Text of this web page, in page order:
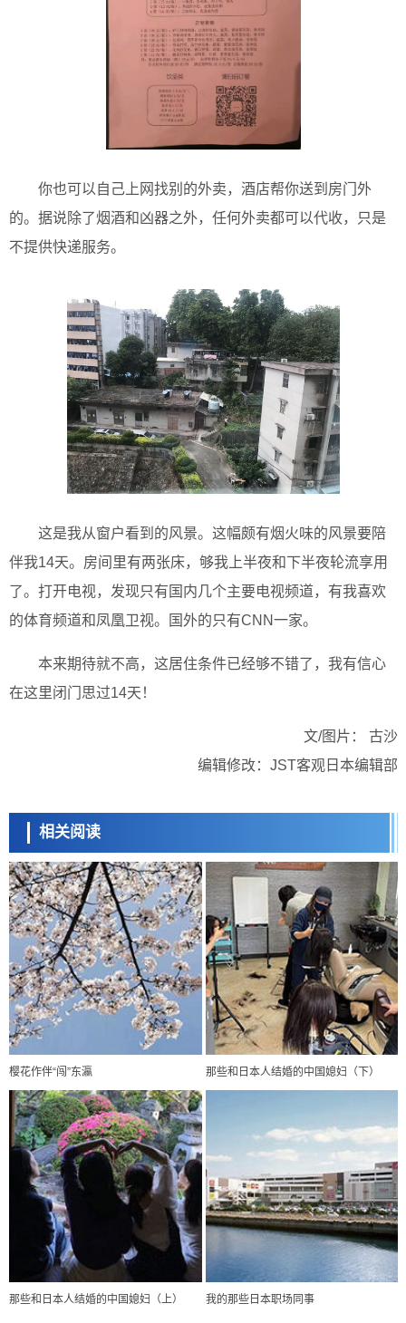
你也可以自己上网找别的外卖，酒店帮你送到房门外
的。据说除了烟酒和凶器之外，任何外卖都可以代收，只是
不提供快递服务。
这是我从窗户看到的风景。这幅颇有烟火味的风景要陪
伴我14天。房间里有两张床，够我上半夜和下半夜轮流享用
了。打开电视，发现只有国内几个主要电视频道，有我喜欢
的体育频道和凤凰卫视。国外的只有CNN一家。
本来期待就不高，这居住条件已经够不错了，我有信心
在这里闭门思过14天！
文/图片： 古沙
编辑修改：JST客观日本编辑部
相关阅读
樱花作伴“闯”东瀛 那些和日本人结婚的中国媳妇（下）
那些和日本人结婚的中国媳妇（上） 我的那些日本职场同事
经济・社会
【AI法下篇】如何应对AI的不可控性——中央大学平野晋教授专访
科学研究
【JST事业成果】开发低成本与低功耗的新型AI处理器
日本科研费增设国际共同研究强化新类别，促进青年研究人员赴海外开
展研究